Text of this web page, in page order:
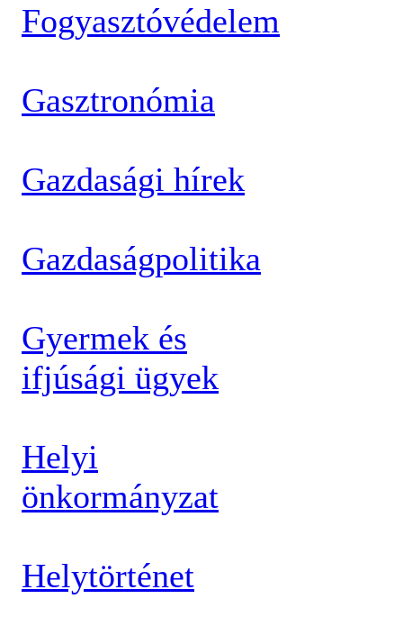
Fogyasztóvédelem
Gasztronómia
Gazdasági hírek
Gazdaságpolitika
Gyermek és
ifjúsági ügyek
Helyi
önkormányzat
Helytörténet